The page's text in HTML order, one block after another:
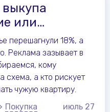
или
перешагнули 18%, а
Реклама зазывает в
кому
схема, а кто рискует
чужую квартиру.
Покупка июль 27